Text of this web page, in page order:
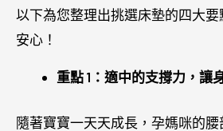
以下為您整理出挑選床墊的四大
安心！
重點 1：適中的支撐力，讓
隨著寶寶一天天成長，孕媽咪的